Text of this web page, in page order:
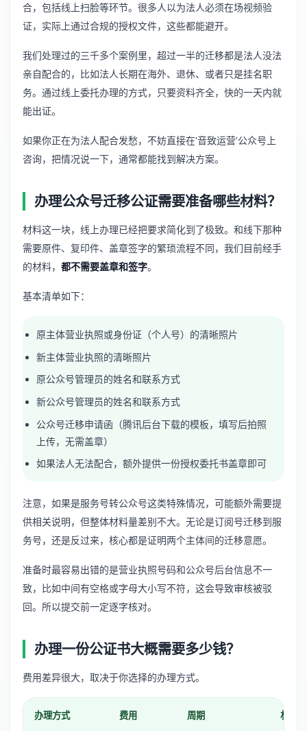
合，包括线上扫脸等环节。很多人以为法人必须在场视频验
证，实际上通过合规的授权文件，这些都能避开。
我们处理过的三千多个案例里，超过一半的迁移都是法人没法
亲自配合的，比如法人长期在海外、退休、或者只是挂名职
务。通过线上委托办理的方式，只要资料齐全，快的一天内就
能出证。
如果你正在为法人配合发愁，不妨直接在‘音致运营’公众号上
咨询，把情况说一下，通常都能找到解决方案。
办理公众号迁移公证需要准备哪些材料？
材料这一块，线上办理已经把要求简化到了极致。和线下那种
需要原件、复印件、盖章签字的繁琐流程不同，我们目前经手
的材料， 都不需要盖章和签字。
基本清单如下：
原主体营业执照或身份证（个人号）的清晰照片
新主体营业执照的清晰照片
原公众号管理员的姓名和联系方式
新公众号管理员的姓名和联系方式
公众号迁移申请函（腾讯后台下载的模板，填写后拍照
上传，无需盖章）
如果法人无法配合，额外提供一份授权委托书盖章即可
注意，如果是服务号转公众号这类特殊情况，可能额外需要提
供相关说明，但整体材料量差别不大。无论是订阅号迁移到服
务号，还是反过来，核心都是证明两个主体间的迁移意愿。
准备时最容易出错的是营业执照号码和公众号后台信息不一
致，比如中间有空格或字母大小写不符，这会导致审核被驳
回。所以提交前一定逐字核对。
办理一份公证书大概需要多少钱？
费用差异很大，取决于你选择的办理方式。
办理方式 费用 周期 材料